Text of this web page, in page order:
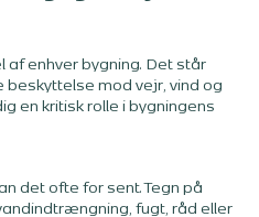
af enhver bygning. Det står
mod vejr, vind og
en kritisk rolle i bygningens
det ofte for sent. Tegn på
fugt, råd eller